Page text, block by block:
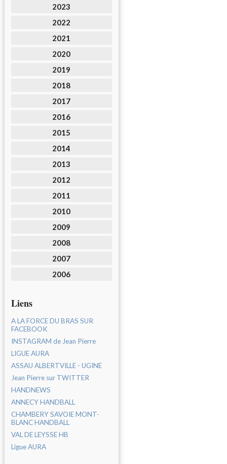
2023
2022
2021
2020
2019
2018
2017
2016
2015
2014
2013
2012
2011
2010
2009
2008
2007
2006
Liens
A LA FORCE DU BRAS SUR
FACEBOOK
INSTAGRAM de Jean Pierre
LIGUE AURA
ASSAU ALBERTVILLE - UGINE
Jean Pierre sur TWITTER
HANDNEWS
ANNECY HANDBALL
CHAMBERY SAVOIE MONT-
BLANC HANDBALL
VAL DE LEYSSE HB
Ligue AURA